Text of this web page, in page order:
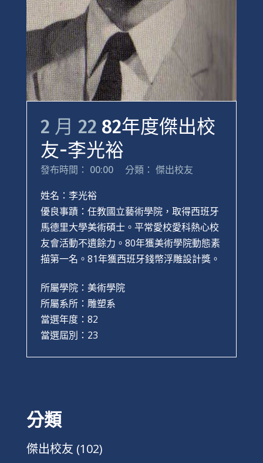
2 月 22 82年度傑出校
友-李光裕
發布時間： 00:00 分類： 傑出校友
姓名：李光裕
優良事蹟：任教國立藝術學院，取得西班牙
馬德里大學美術碩士。平常愛校愛科熱心校
友會活動不遺餘力。80年獲美術學院動態素
描第一名。81年獲西班牙錢幣浮雕設計獎。
所屬學院：美術學院
所屬系所：雕塑系
當選年度：82
當選屆別：23
分類
傑出校友 (102)